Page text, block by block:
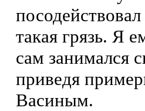
такая грязь. Я
сам занимался
приведя
Васиным.